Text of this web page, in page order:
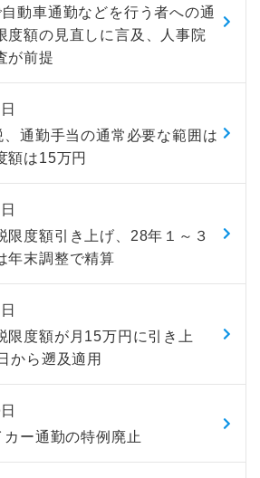
動車通勤などを行う者への通
度額の見直しに言及、人事院
が前提
通勤手当の通常必要な範囲は
額は15万円
限度額引き上げ、28年１～３
年末調整で精算
限度額が月15万円に引き上
から遡及適用
ー通勤の特例廃止